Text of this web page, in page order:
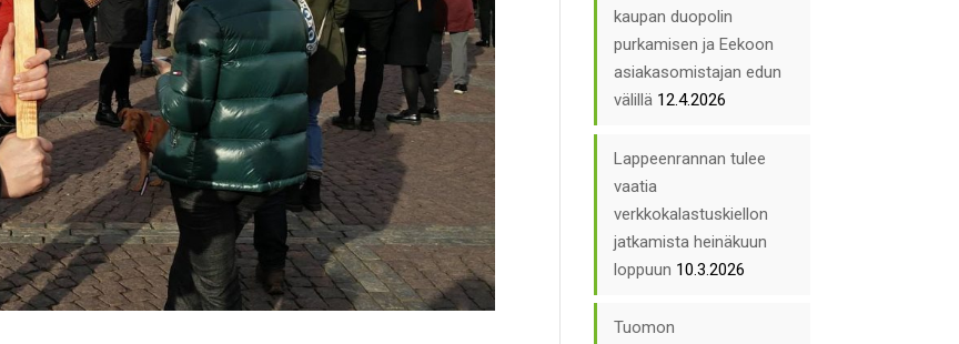
kaupan duopolin
purkamisen ja Eekoon
asiakasomistajan edun
välillä 12.4.2026
Lappeenrannan tulee
vaatia
verkkokalastuskiellon
jatkamista heinäkuun
loppuun 10.3.2026
Tuomon